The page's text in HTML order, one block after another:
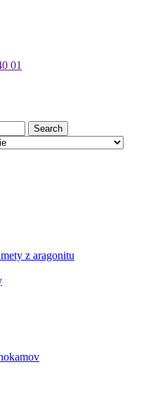
01
Search
z aragonitu